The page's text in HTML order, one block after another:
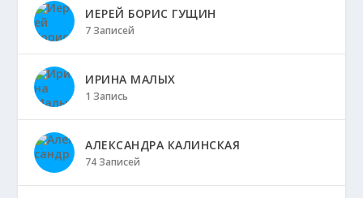
ИЕРЕЙ БОРИС ГУЩИН
7 Записей
ИРИНА МАЛЫХ
1 Запись
АЛЕКСАНДРА КАЛИНСКАЯ
74 Записей